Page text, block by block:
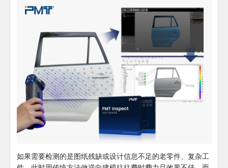
如果需要检测的是图纸残缺或设计信息不足的老零件、复杂工